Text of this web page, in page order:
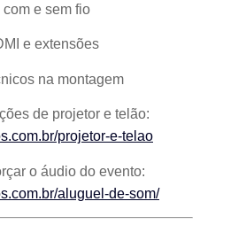
com e sem fio
e extensões
na montagem
de projetor e telão:
projetor-e-telao
o áudio do evento:
aluguel-de-som/